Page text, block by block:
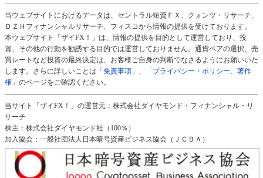
当ウェブサイトにおけるデータは、セントラル短資ＦＸ、クォンツ・リサーチ、
ＤＺＨフィナンシャルリサーチ、フィスコから情報の提供を受けております。
本ウェブサイト「ザイFX！」は、情報の提供を目的として運営しており、投
資、その他の行動を勧誘する目的では運営しておりません。通貨ペアの選択、売
買レートなど投資の最終決定は、お客様ご自身の判断でなさるようにお願いいた
します。さらに詳しいことは 「免責事項」 、
「プライバシー・ポリシー、著作
権」 のページをご確認ください。
当サイト「ザイFX！」の運営元：株式会社ダイヤモンド・フィナンシャル・リ
サーチ
株主：株式会社ダイヤモンド社（100％）
加入協会：一般社団法人日本暗号資産ビジネス協会（ＪＣＢＡ）